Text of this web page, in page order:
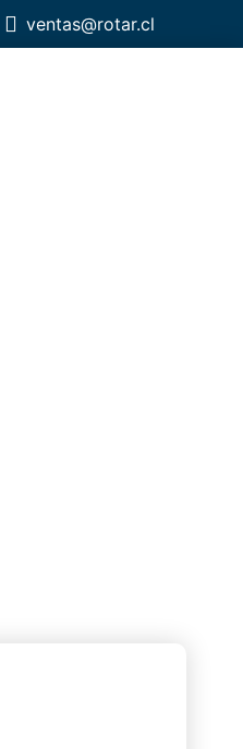
ventas@rotar.cl